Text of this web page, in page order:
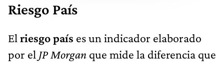
Riesgo País
El riesgo país es un indicador elaborado
por el JP Morgan que mide la diferencia que